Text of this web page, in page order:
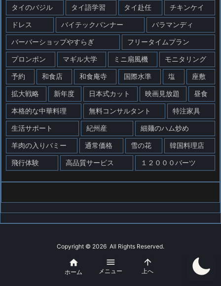
タイのバジル タイ語学習 タイ赴任 チキンケイ
ドレス バイテックバンナー バラマンディ
バーバーショップやすらぎ フリータイムプラン
プロンポン マギル大学 ミニ扇風機 モニタリング
予約 和食店 和食庵寺 国際水準 塩 座敷
拡大戦略 新年度 日本式カット 映画見放題 昼食
本格的な中華料理 無料コンサルタント 特注家具
生活サポート 紀州産 細麺のハム炒め
羊肉の入りバミー 通常価格 雪の花 韓国料理店
飛行体験 高品質サービス １２０００バーツ
Copyright © 2026 All Rights Reserved.
WordPress Luxeritas Theme is provided by "Thought is free

ホーム

メニュー

上へ